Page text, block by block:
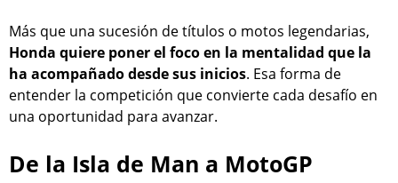
Más que una sucesión de títulos o motos legendarias,
Honda quiere poner el foco en la mentalidad que la
ha acompañado desde sus inicios. Esa forma de
entender la competición que convierte cada desafío en
una oportunidad para avanzar.
De la Isla de Man a MotoGP